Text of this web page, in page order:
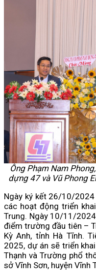
Ông Phạm Nam
dựng 47 và Vũ Phong
Ngày ký kết 26/10/
các hoạt động triển
Trung. Ngày 10/11/
điểm trường đầu tiên –
Kỳ Anh, tỉnh Hà Tĩnh.
2025, dự án sẽ triển
Thạnh và Trường phổ
sở Vĩnh Sơn, huyện Vĩnh